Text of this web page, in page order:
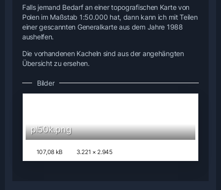
Falls jemand Bedarf an einer topografischen Karte von
Polen im Maßstab 1:50.000 hat, dann kann ich mit Teilen
einer gescannten Generalkarte aus dem Jahre 1988
aushelfen.
Die vorhandenen Kacheln sind aus der angehängten
Übersicht zu ersehen.
Bilder
pl50k.png
107,08 kB 3.221 × 2.945